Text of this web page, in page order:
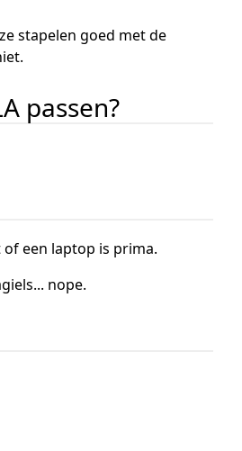
stapelen goed met de
passen?
een laptop is prima.
nope.